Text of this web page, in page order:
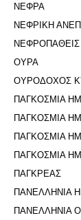
ΝΕΦΡΑ
ΝΕΦΡΙΚΗ
ΝΕΦΡΟΠΑΘΕΙΣ
ΟΥΡΑ
ΟΥΡΟΔΟΧΟΣ
ΠΑΓΚΟΣΜΙΑ
ΠΑΓΚΟΣΜΙΑ
ΠΑΓΚΟΣΜΙΑ
ΠΑΓΚΟΣΜΙΑ
ΠΑΓΚΡΕΑΣ
ΠΑΝΕΛΛΗΝΙΑ
ΠΑΝΕΛΛΗΝΙΑ